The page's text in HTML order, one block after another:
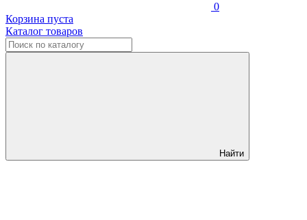
0
Корзина пуста
Каталог товаров
Найти